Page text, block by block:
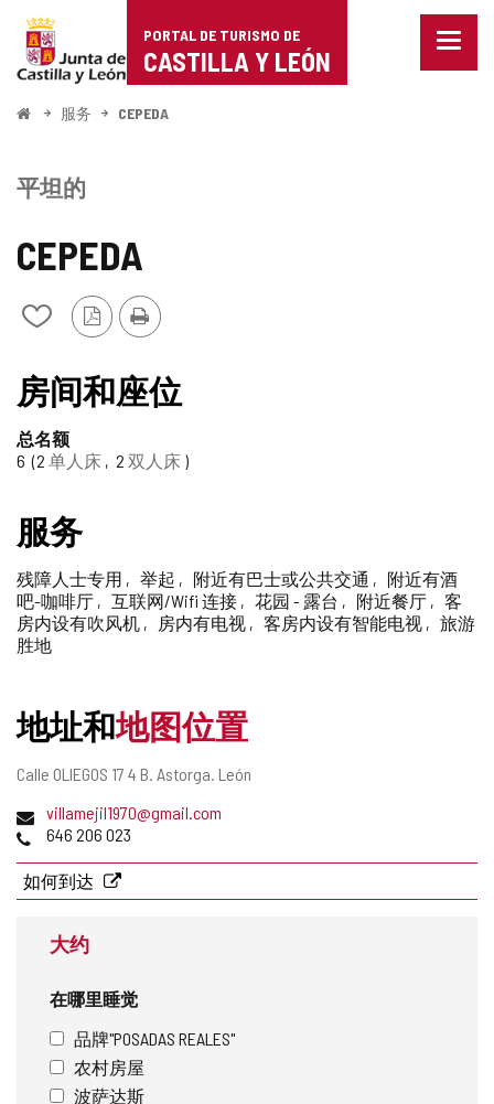
Portal
de
Turismo
Castilla
León
PORTAL DE TURISMO DE
CASTILLA Y LEÓN
菜
开
服务 CEPEDA
CEPEDA
从
笔
记
中
添
删
除
PDF
版
打
印
TIPO
平坦的
房间和座位
总名额
6 2 单人床 2 双人床
服务
残障人士专用 举起 附近有巴士或公共交通
附近有酒
吧-咖啡厅
互联网/Wifi 连接 花园 - 露台 附近餐厅
客
房内设有吹风机
房内有电视 客房内设有智能电视
旅游
胜地
地址和地图位置
邮
地
址
Calle OLIEGOS 17 4 B. Astorga. León
电
子
件
地
villamejil1970@gmail.com
电
646 206 023
如何到达
大约
在哪里睡觉
品牌"POSADAS REALES"
农村房屋
波萨达斯